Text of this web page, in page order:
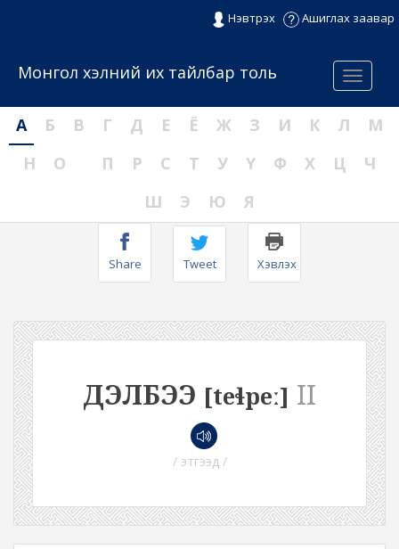
Нэвтрэх Ашиглах заавар
Menu
Монгол хэлний их тайлбар толь
А Б В Г Д Е Ё Ж З И К Л
М
Н
О П Р С Т У Ү Ф Х Ц
Ч
Ш
Э Ю Я
Share Tweet Хэвлэх
ДЭЛБЭЭ [teɬpeː] II
/ этгээд /